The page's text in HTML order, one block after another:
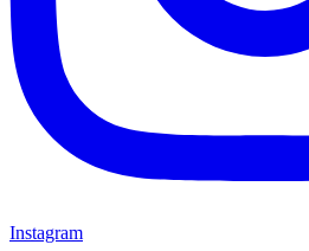
Instagram